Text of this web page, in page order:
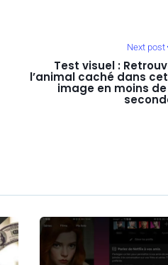
Next post
Test visuel :
l’animal caché dans
image en moins de